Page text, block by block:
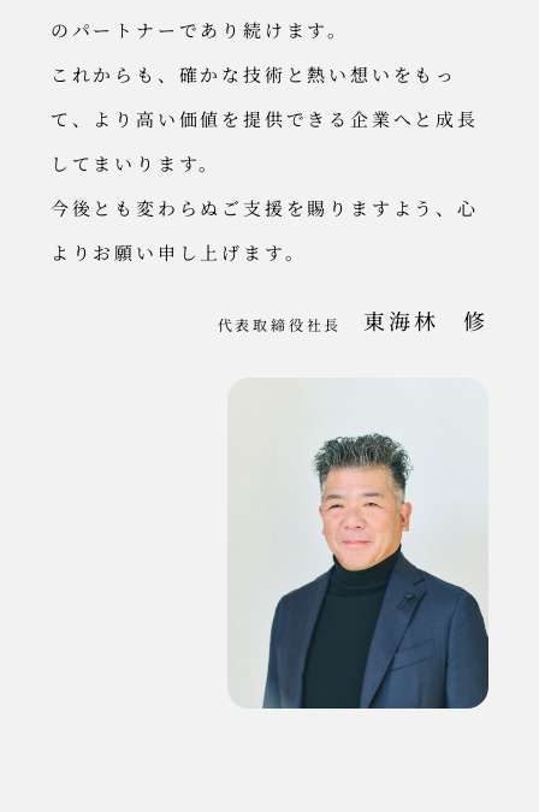
のパートナーであり続けます。
これからも、確かな技術と熱い想いをもっ
て、より高い価値を提供できる企業へと成長
してまいります。
今後とも変わらぬご支援を賜りますよう、心
よりお願い申し上げます。
代表取締役社長 東海林 修